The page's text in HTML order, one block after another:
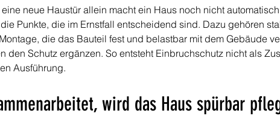
neue Haustür allein macht ein Haus noch nicht
Punkte, die im Ernstfall entscheidend sind. Dazu gehören
die das Bauteil fest und belastbar mit dem Gebäude
den Schutz ergänzen. So entsteht Einbruchschutz nicht als
Ausführung.
wird das Haus spürbar